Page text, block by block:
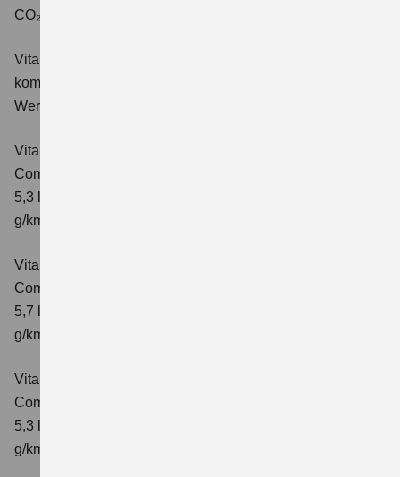
CO₂-Klasse: C.
Vitara 1.4 BOOSTERJET HYBRID Club
kombinierter Energieverbrauch 5,3 l/100km; kombinierter
Wert der CO₂-Emission: 119 g/km; CO₂-Klasse: D
Vitara 1.4 BOOSTERJET HYBRID
Comfort
5,3 l/100km; kombinierter Wert der CO₂-Emission: 119
g/km; CO₂-Klasse: D
Vitara 1.4 BOOSTERJET HYBRID AT
Comfort
5,7 l/100 km; kombinierter Wert der CO₂-Emission: 129
g/km; CO₂-Klasse: D
Vitara 1.4 BOOSTERJET HYBRID
Comfort+
5,3 l/100km; kombinierter Wert der CO₂-Emission: 120
g/km; CO₂-Klasse: D